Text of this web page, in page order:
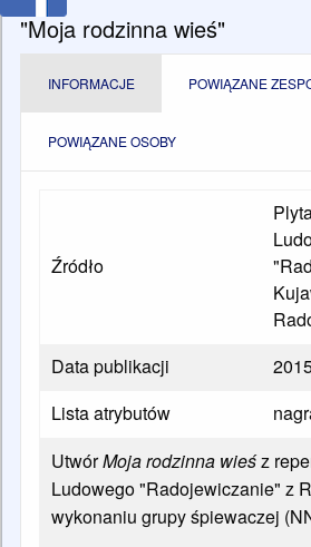
"Moja rodzinna wieś"
INFORMACJE POWIĄZANE
POWIĄZANE OSOBY
Źródło
Data publikacji
Lista atrybutów
UtwórMoja rodzinna wieśz
Ludowego "Radojewiczanie" z
wykonaniu grupy śpiewaczej